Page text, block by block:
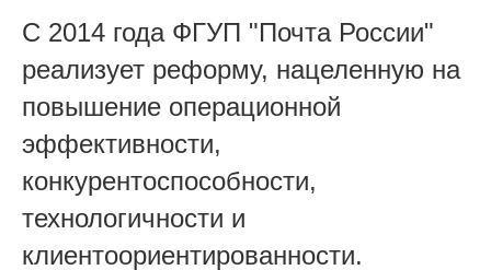
С 2014 года ФГУП "Почта России"
реализует реформу, нацеленную на
повышение операционной
эффективности,
конкурентоспособности,
технологичности и
клиентоориентированности.